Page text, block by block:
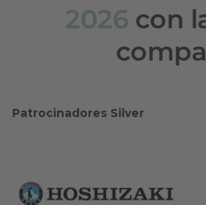
2026 con
Patrocinadores Silver